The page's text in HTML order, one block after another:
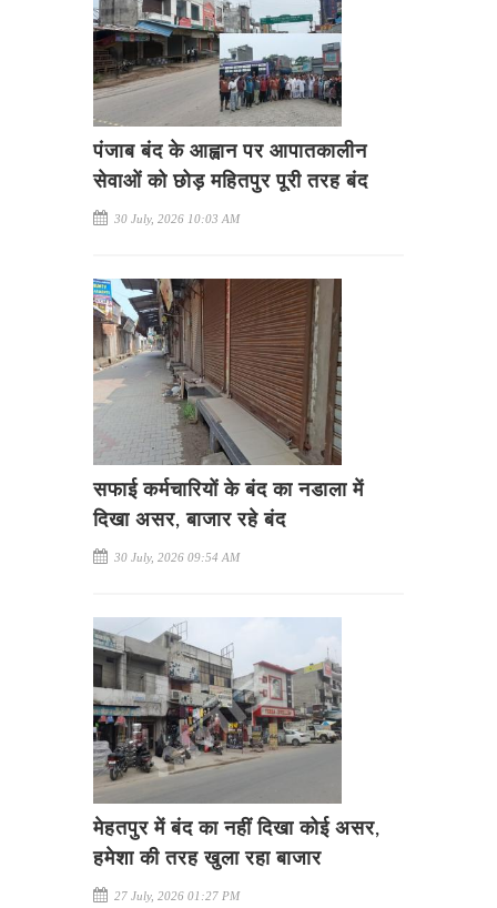
पंजाब बंद के आह्वान पर आपातकालीन
सेवाओं को छोड़ महितपुर पूरी तरह बंद
30 July, 2026 10:03 AM
सफाई कर्मचारियों के बंद का नडाला में
दिखा असर, बाजार रहे बंद
30 July, 2026 09:54 AM
मेहतपुर में बंद का नहीं दिखा कोई असर,
हमेशा की तरह खुला रहा बाजार
27 July, 2026 01:27 PM